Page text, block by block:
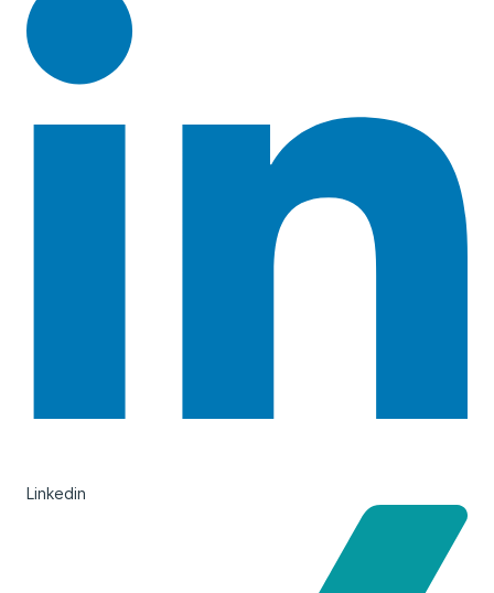
Linkedin